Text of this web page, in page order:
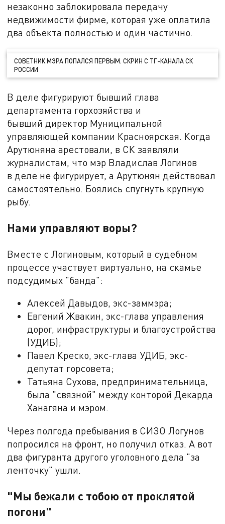
незаконно заблокировала передачу
недвижимости фирме, которая уже оплатила
два объекта полностью и один частично.
СОВЕТНИК МЭРА ПОПАЛСЯ ПЕРВЫМ. СКРИН С ТГ-КАНАЛА СК
РОССИИ
В деле фигурируют бывший глава
департамента горхозяйства и
бывший директор Муниципальной
управляющей компании Красноярская. Когда
Арутюняна арестовали, в СК заявляли
журналистам, что мэр Владислав Логинов
в деле не фигурирует, а Арутюнян действовал
самостоятельно. Боялись спугнуть крупную
рыбу.
Нами управляют воры?
Вместе с Логиновым, который в судебном
процессе участвует виртуально, на скамье
подсудимых "банда":
Алексей Давыдов, экс-заммэра;
Евгений Жвакин, экс-глава управления
дорог, инфраструктуры и благоустройства
(УДИБ);
Павел Креско, экс-глава УДИБ, экс-
депутат горсовета;
Татьяна Сухова, предпринимательница,
была "связной" между конторой Декарда
Ханагяна и мэром.
Через полгода пребывания в СИЗО Логунов
попросился на фронт, но получил отказ. А вот
два фигуранта другого уголовного дела "за
ленточку" ушли.
"Мы бежали с тобою от проклятой
погони"